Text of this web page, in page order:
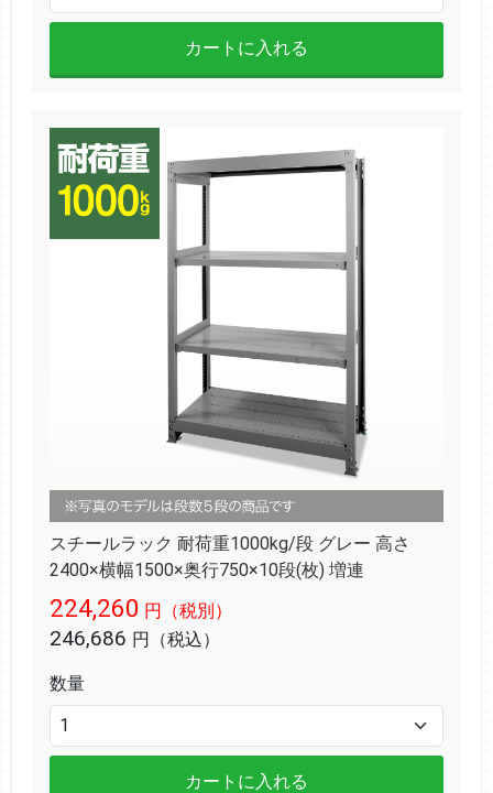
カートに入れる
スチールラック 耐荷重1000kg/段 グレー 高さ
2400×横幅1500×奥行750×10段(枚) 増連
224,260 円（税別）
246,686 円（税込）
数量
カートに入れる